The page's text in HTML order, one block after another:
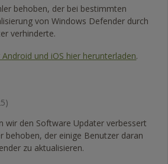
behoben, der bei bestimmten
von Windows Defender durch
verhinderte.
Android und iOS hier herunterladen.
wir den Software Updater verbessert
behoben, der einige Benutzer daran
zu aktualisieren.